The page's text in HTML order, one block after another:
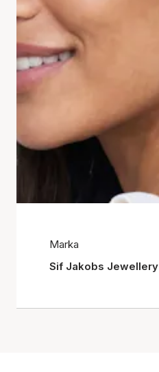
Marka
Sif Jakobs Jewellery